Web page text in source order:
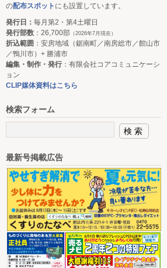
の配布スポット にも設置しています。
発行日： 毎月第2・第4土曜日
発行部数 ：26,700部 （2026年7月現在）
折込範囲 ：安房地域（鋸南町／南房総市／館山市
／鴨川市）+ 勝浦市
編集・制作・発行：有限会社コアコミュニケーシ
ョン
CLIP媒体資料はこちら
検索フォーム
最新号掲載広告